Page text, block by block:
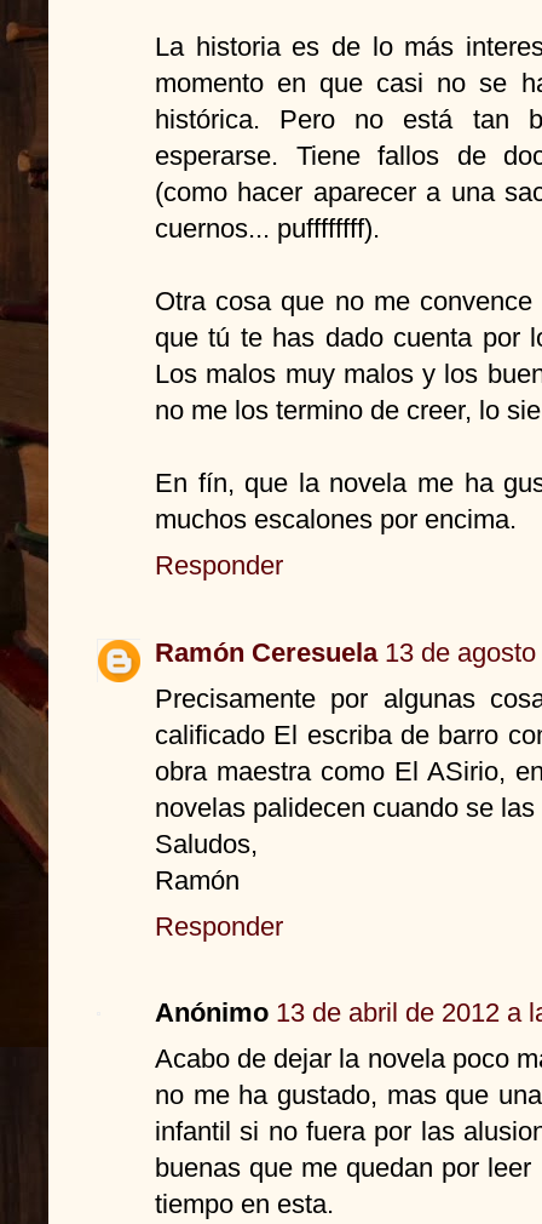
La historia es de lo más
momento en que casi no se
histórica. Pero no está tan
esperarse. Tiene fallos de
(como hacer aparecer a una
cuernos... puffffffff).
Otra cosa que no me
que tú te has dado cuenta por
Los malos muy malos y los
no me los termino de creer, lo
En fín, que la novela me ha
muchos escalones por encima.
Responder
Ramón Ceresuela 13 de
Precisamente por algunas
calificado El escriba de barro
obra maestra como El ASirio,
novelas palidecen cuando se
Saludos,
Ramón
Responder
Anónimo 13 de abril de 2012 a
Acabo de dejar la novela poco
no me ha gustado, mas que
infantil si no fuera por las
buenas que me quedan por
tiempo en esta.